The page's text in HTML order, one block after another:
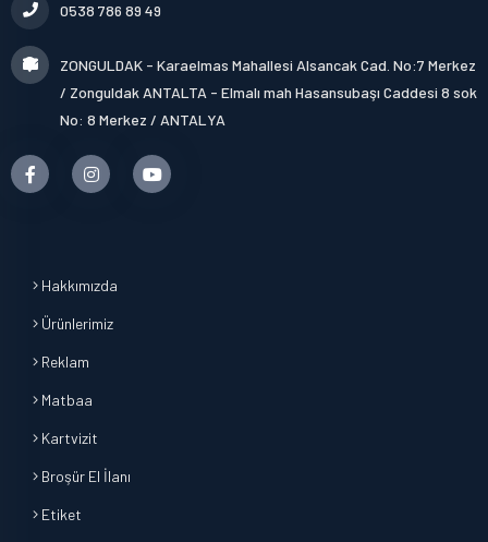
0538 786 89 49
ZONGULDAK - Karaelmas Mahallesi Alsancak Cad. No:7 Merkez
/ Zonguldak ANTALTA - Elmalı mah Hasansubaşı Caddesi 8 sok
No: 8 Merkez / ANTALYA
Hakkımızda
Ürünlerimiz
Reklam
Matbaa
Kartvizit
Broşür El İlanı
Etiket